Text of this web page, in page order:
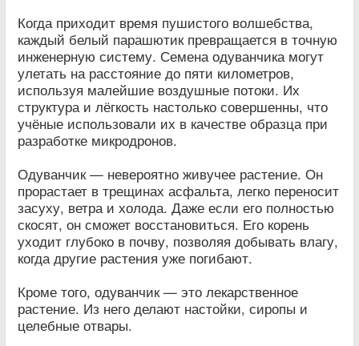
Когда приходит время пушистого волшебства,
каждый белый парашютик превращается в точную
инженерную систему. Семена одуванчика могут
улетать на расстояние до пяти километров,
используя малейшие воздушные потоки. Их
структура и лёгкость настолько совершенны, что
учёные использовали их в качестве образца при
разработке микродронов.
Одуванчик — невероятно живучее растение. Он
прорастает в трещинах асфальта, легко переносит
засуху, ветра и холода. Даже если его полностью
скосят, он сможет восстановиться. Его корень
уходит глубоко в почву, позволяя добывать влагу,
когда другие растения уже погибают.
Кроме того, одуванчик — это лекарственное
растение. Из него делают настойки, сиропы и
целебные отвары.